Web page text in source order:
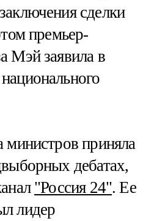
сделки
премьер-
Мэй заявила в
министров приняла
дебатах,
"Россия 24". Ее
лидер